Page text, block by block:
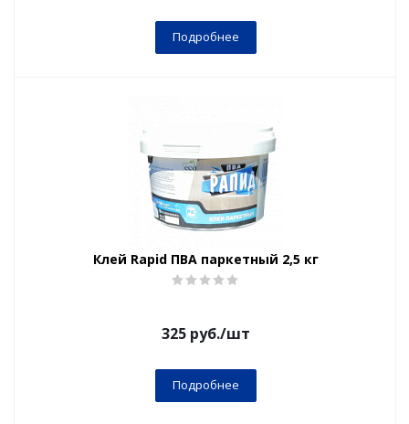
Подробнее
Клей Rapid ПВА паркетный 2,5 кг
325руб./шт
Подробнее